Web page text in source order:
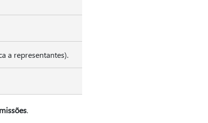
a representantes).
.